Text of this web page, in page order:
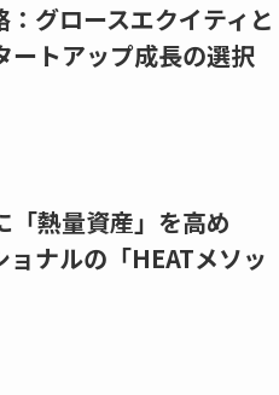
グロースエクイティと
ートアップ成長の選択
「熱量資産」を高め
ナルの「HEATメソッ